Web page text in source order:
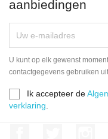
aanbiedingen
U kunt op elk gewenst
contactgegevens gebruiken
Ik accepteer de
verklaring